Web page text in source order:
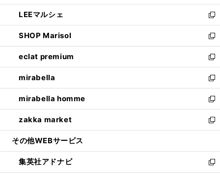
開
く
ウ
で
開
く
ン
ド
ウ
で
開
く
ウ
ィ
ン
ド
ウ
で
開
く
し
い
ウ
ィ
ン
ド
ウ
で
開
く
LEEマルシェ
新
し
い
ウ
ィ
ン
ド
ウ
で
開
く
SHOP Marisol
新
し
い
ウ
ィ
ン
ド
ウ
で
開
eclat premium
新
し
い
ウ
ィ
ン
ド
ウ
開
く
mirabella
新
し
い
ウ
ィ
ン
ウ
で
開
mirabella homme
新
し
い
ウ
ン
ド
ウ
zakka market
新
し
ウ
ィ
ン
その他WEBサービス
集英社アドナビ
新
し